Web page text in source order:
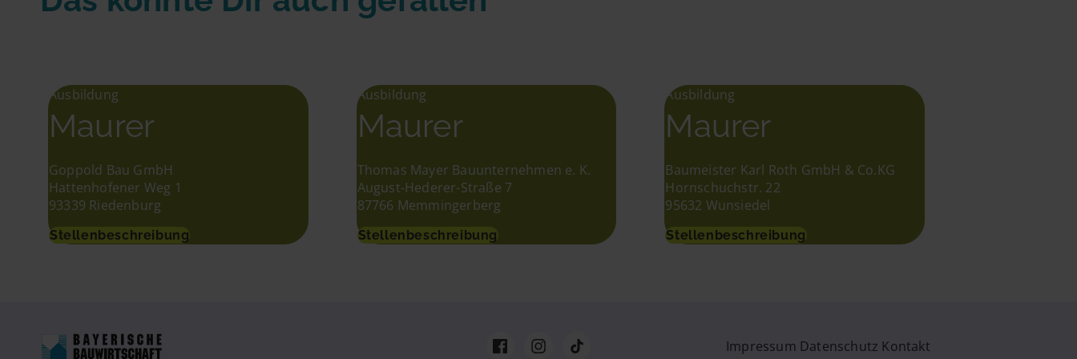
Ausbildung
Maurer
Goppold Bau GmbH
Hattenhofener Weg 1
93339 Riedenburg
Stellenbeschreibung
Ausbildung
Maurer
Thomas Mayer Bauunternehmen e. K.
August-Hederer-Straße 7
87766 Memmingerberg
Stellenbeschreibung
Ausbildung
Maurer
Baumeister Karl Roth GmbH & Co.KG
Hornschuchstr. 22
95632 Wunsiedel
Stellenbeschreibung
Zu Zu Zu Impressum Datenschutz Kontakt